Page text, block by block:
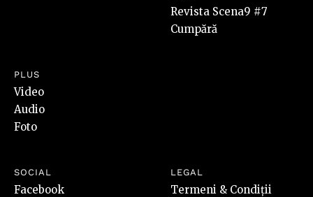
Revista Scena9 #7
Cumpără
PLUS
Video
Audio
Foto
SOCIAL
Facebook
LEGAL
Termeni & Condiții